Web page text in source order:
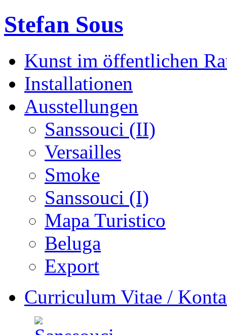
Stefan Sous
Kunst im öffentlichen
Installationen
Ausstellungen
Sanssouci (II)
Versailles
Smoke
Sanssouci (I)
Mapa Turistico
Beluga
Export
Curriculum Vitae /